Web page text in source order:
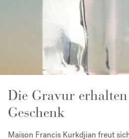
Die Gravur
Geschenk
Maison Francis Kurkdjian freut